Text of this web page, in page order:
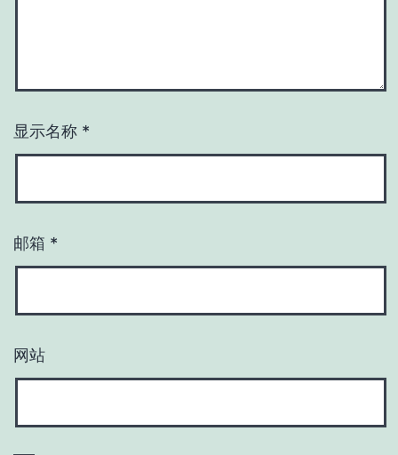
显示名称 *
邮箱 *
网站